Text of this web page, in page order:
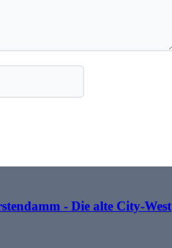
- Die alte City-West